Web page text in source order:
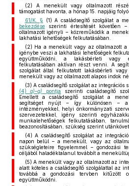
(2) A menekült vagy oltalmazott
támogatást havonta, a hónap 15. napjáig
61/K. § (1) A családsegítő szolgálat a
bekezdése szerinti értesítését
oltalmazott igényli – közreműködik a
lakhatási lehetőségek felkutatásában.
(2) Ha a menekült vagy az oltalmazott a
igénybe veszi a lakhatási lehetőségek
együttműködni, a lakásbérleti vagy
felkutatásában aktívan részt venni. A
szolgálat által felkutatott lakásbérleti
menekült vagy az oltalmazott alapos indok
(3) A családsegítő szolgálat az integrációs
(4)a)–g) pontja
szerinti családsegítő
Emellett a családsegítő szolgálat a
segítséget nyújt – így különösen – a
intézményekkel, helyi önkormányzati
szervezetekkel, igény szerinti
munkalehetőségek felkutatásában,
beazonosításában, szükség szerint
(4) A családsegítő szolgálat az
napon belül – a menekült, vagy az
szükségleteire figyelemmel – gondozási
céljából haladéktalanul továbbít a
(5) A menekült vagy az oltalmazott az
alatt köteles a családsegítő szolgálattal az
továbbá a gondozási tervben kitűzött
együttműködni.